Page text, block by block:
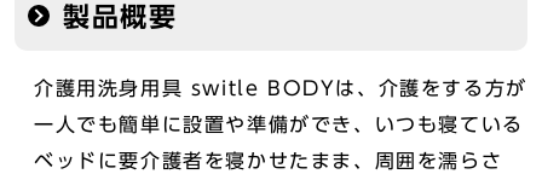
製品概要
介護用洗身用具 switle BODYは、介護をする方が
一人でも簡単に設置や準備ができ、いつも寝ている
ベッドに要介護者を寝かせたまま、周囲を濡らさ